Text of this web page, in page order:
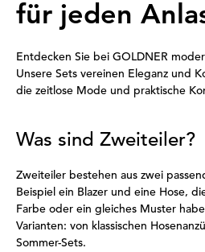
für jeden
Entdecken Sie bei GOLDNER
Unsere Sets vereinen Eleganz und
die zeitlose Mode und praktische
Was sind Zweiteiler?
Zweiteiler bestehen aus zwei
Beispiel ein Blazer und eine Hose,
Farbe oder ein gleiches Muster
Varianten: von klassischen
Sommer-Sets.